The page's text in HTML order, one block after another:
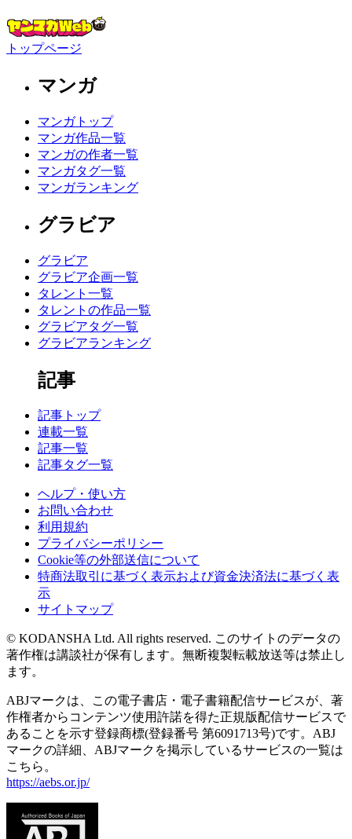
トップページ
マンガ
マンガトップ
マンガ作品一覧
マンガの作者一覧
マンガタグ一覧
マンガランキング
グラビア
グラビア
グラビア企画一覧
タレント一覧
タレントの作品一覧
グラビアタグ一覧
グラビアランキング
記事
記事トップ
連載一覧
記事一覧
記事タグ一覧
ヘルプ・使い方
お問い合わせ
利用規約
プライバシーポリシー
Cookie等の外部送信について
特商法取引に基づく表示および資金決済法に基づく表
示
サイトマップ
© KODANSHA Ltd. All rights reserved. このサイトのデータの
著作権は講談社が保有します。無断複製転載放送等は禁止し
ます。
ABJマークは、この電子書店・電子書籍配信サービスが、著
作権者からコンテンツ使用許諾を得た正規版配信サービスで
あることを示す登録商標(登録番号 第6091713号)です。ABJ
マークの詳細、ABJマークを掲示しているサービスの一覧は
こちら。
https://aebs.or.jp/